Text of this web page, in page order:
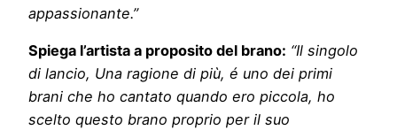
appassionante.”
Spiega l’artista a proposito del brano: “Il singolo
di lancio, Una ragione di più, é uno dei primi
brani che ho cantato quando ero piccola, ho
scelto questo brano proprio per il suo